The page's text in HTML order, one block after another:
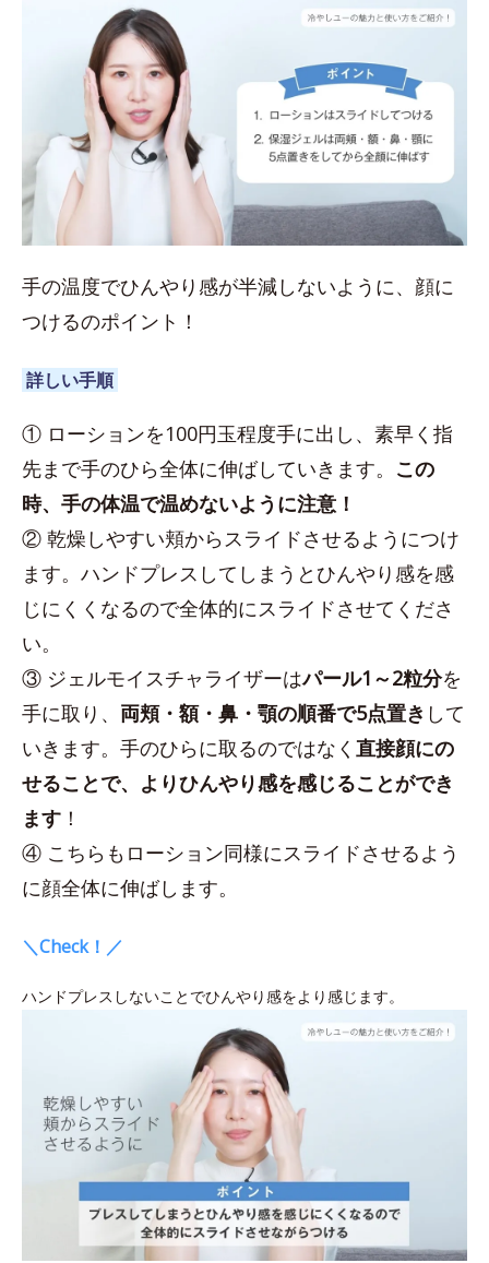
手の温度でひんやり感が半減しないように、顔に
つけるのポイント！
詳しい手順
① ローションを100円玉程度手に出し、素早く指
先まで手のひら全体に伸ばしていきます。 この
時、手の体温で温めないように注意！
② 乾燥しやすい頬からスライドさせるようにつけ
ます。ハンドプレスしてしまうとひんやり感を感
じにくくなるので全体的にスライドさせてくださ
い。
③ ジェルモイスチャライザーはパール1～2粒分を
手に取り、 両頬・額・鼻・顎の順番で5点置き して
いきます。手のひらに取るのではなく 直接顔にの
せることで、よりひんやり感を感じることができ
ます ！
④ こちらもローション同様にスライドさせるよう
に顔全体に伸ばします。
＼Check！／
ハンドプレスしないことでひんやり感をより感じます。